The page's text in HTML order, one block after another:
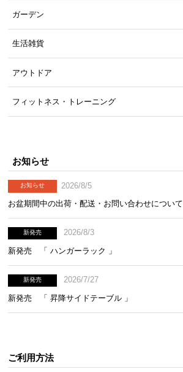
ガーデン
生活雑貨
アウトドア
フィットネス・トレーニング
お知らせ
お知らせ
2026/8/5
お盆期間中の出荷・配送・お問い合わせについて
新発売
2026/8/3
新発売 「 ハンガーラック 」
新発売
2026/7/27
新発売 「 昇降サイドテーブル 」
ご利用方法